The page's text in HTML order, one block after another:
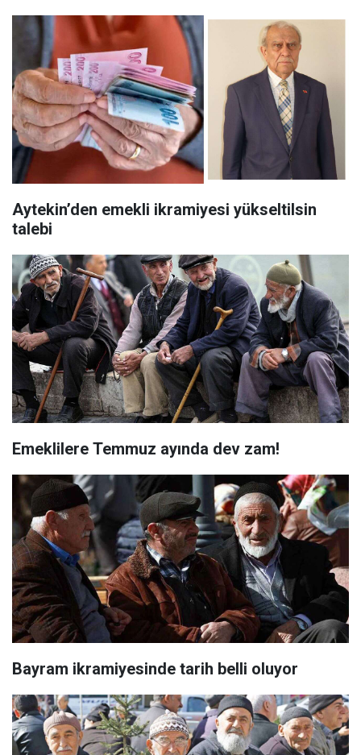
Aytekin’den emekli ikramiyesi yükseltilsin
talebi
Emeklilere Temmuz ayında dev zam!
Bayram ikramiyesinde tarih belli oluyor